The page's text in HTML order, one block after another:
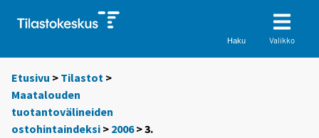
Haku Valikko
Etusivu > Tilastot >
Maatalouden
tuotantovälineiden
ostohintaindeksi > 2006>3.